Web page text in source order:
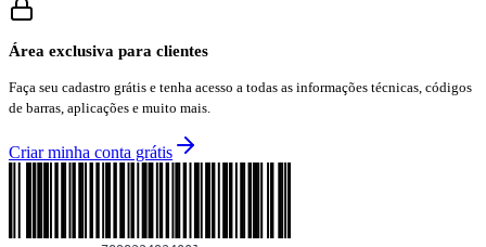
Área exclusiva para clientes
Faça seu cadastro grátis e tenha acesso a todas as informações técnicas, códigos
de barras, aplicações e muito mais.
Criar minha conta grátis